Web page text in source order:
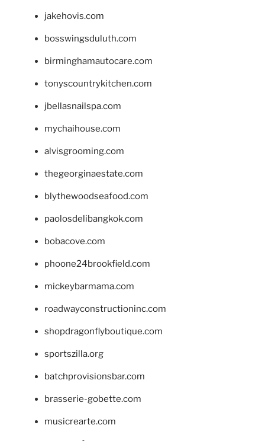
jakehovis.com
bosswingsduluth.com
birminghamautocare.com
tonyscountrykitchen.com
jbellasnailspa.com
mychaihouse.com
alvisgrooming.com
thegeorginaestate.com
blythewoodseafood.com
paolosdelibangkok.com
bobacove.com
phoone24brookfield.com
mickeybarmama.com
roadwayconstructioninc.com
shopdragonflyboutique.com
sportszilla.org
batchprovisionsbar.com
brasserie-gobette.com
musicrearte.com